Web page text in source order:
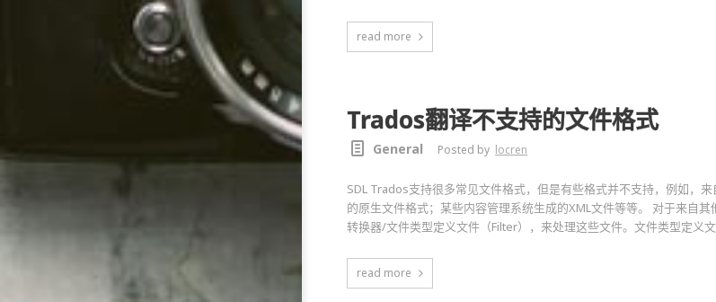
read more
Trados翻译不支持的文件格式
General Posted by locren
SDL Trados支持很多常见文件格式，但是有些格式并不支持，例如，
的原生文件格式；某些内容管理系统生成的XML文件等等。 对于来自
转换器/文件类型定义文件（Filter），来处理这些文件。文件类型定义
read more